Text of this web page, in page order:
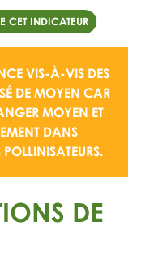
CET INDICATEUR
VIS-À-VIS DES
DE MOYEN CAR
MOYEN ET
DANS
POLLINISATEURS.
DE